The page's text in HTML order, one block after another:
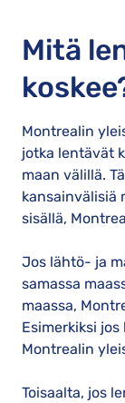
Mitä
Montrealin
jotka lentävät
maan välillä.
kansainvälisiä
sisällä,
Jos lähtö- ja
samassa
maassa,
Esimerkiksi
Montrealin
Toisaalta, jos